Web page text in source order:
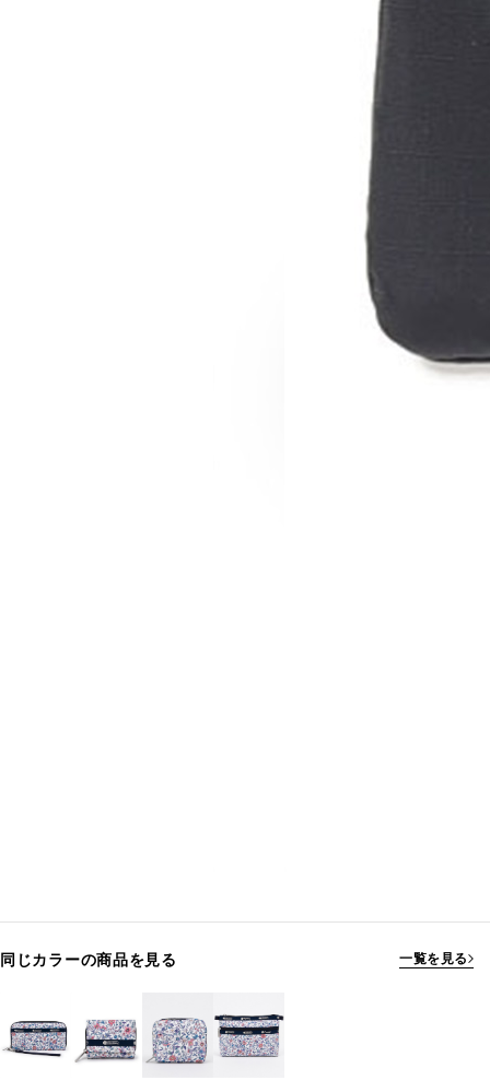
同じカラーの商品を見る 一覧を見る